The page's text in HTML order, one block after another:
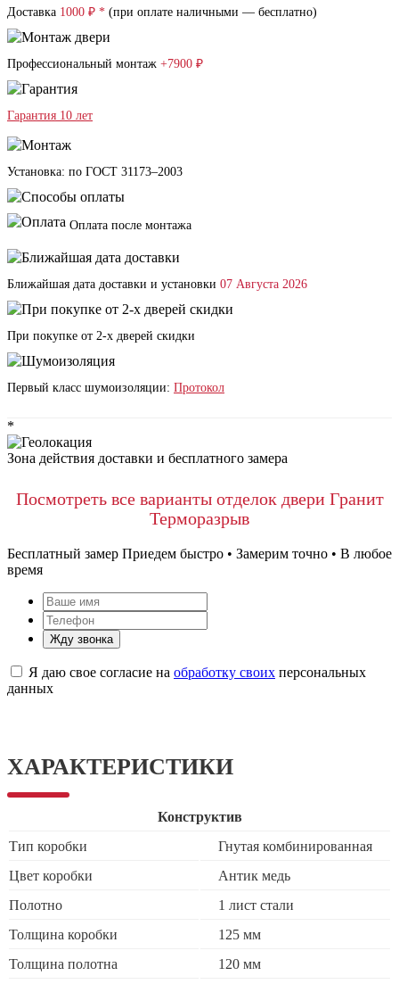
Доставка 1000 ₽ * (при оплате наличными — бесплатно)
Профессиональный монтаж +7900 ₽
Гарантия 10 лет
Установка: по ГОСТ 31173–2003
Оплата после монтажа
Ближайшая дата доставки и установки 07 Августа 2026
При покупке от 2-х дверей скидки
Первый класс шумоизоляции: Протокол
*
Зона действия доставки и бесплатного замера
Посмотреть все варианты отделок двери Гранит
Терморазрыв
Бесплатный замер Приедем быстро • Замерим точно • В любое
время
Жду звонка
Я даю свое согласие на обработку своих персональных
данных
ХАРАКТЕРИСТИКИ
Конструктив
Тип коробки
Гнутая комбинированная
Цвет коробки
Антик медь
Полотно
1 лист стали
Толщина коробки
125 мм
Толщина полотна
120 мм